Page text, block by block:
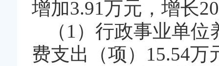
增加3.91万元，增长
（1）行政事业单
费支出（项）15.54万